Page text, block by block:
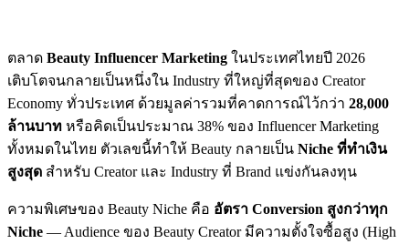
ตลาด Beauty Influencer Marketing ในประเทศไทยปี 2026
เติบโตจนกลายเป็นหนึ่งใน Industry ที่ใหญ่ที่สุดของ Creator
Economy ทั่วประเทศ ด้วยมูลค่ารวมที่คาดการณ์ไว้กว่า 28,000
ล้านบาท หรือคิดเป็นประมาณ 38% ของ Influencer Marketing
ทั้งหมดในไทย ตัวเลขนี้ทำให้ Beauty กลายเป็น Niche ที่ทำเงิน
สูงสุด สำหรับ Creator และ Industry ที่ Brand แข่งกันลงทุน
ความพิเศษของ Beauty Niche คือ อัตรา Conversion สูงกว่าทุก
Niche — Audience ของ Beauty Creator มีความตั้งใจซื้อสูง (High